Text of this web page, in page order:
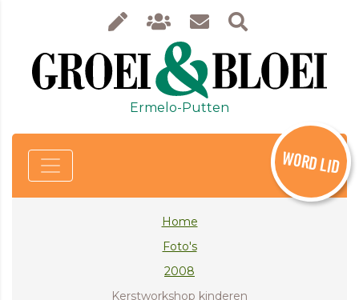
Ermelo-Putten
WORD LID
Home
Foto's
2008
Kerstworkshop kinderen